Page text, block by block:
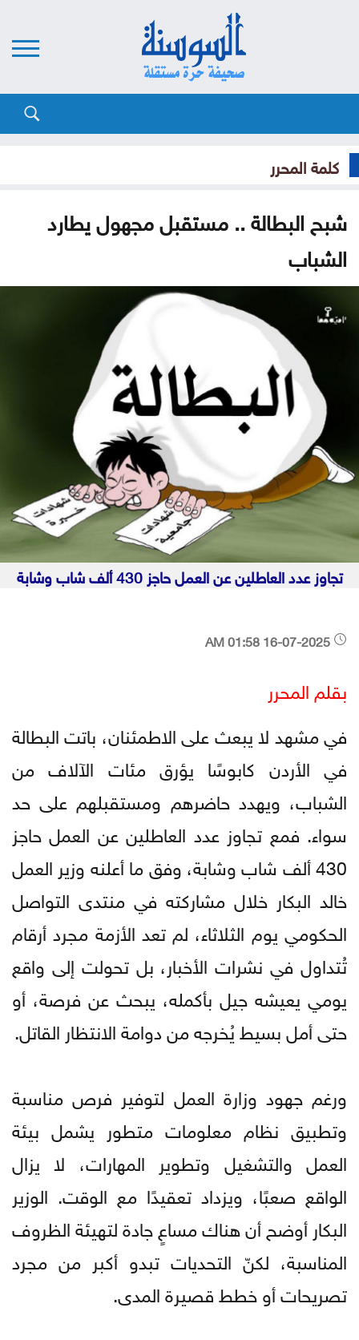
كلمة المحرر
شبح البطالة .. مستقبل مجهول يطارد
الشباب
تجاوز عدد العاطلين عن العمل حاجز 430 ألف شاب وشابة
بقلم المحرر
في مشهد لا يبعث على الاطمئنان، باتت البطالة
في الأردن كابوسًا يؤرق مئات الآلاف من
الشباب، ويهدد حاضرهم ومستقبلهم على حد
سواء. فمع تجاوز عدد العاطلين عن العمل حاجز
430 ألف شاب وشابة، وفق ما أعلنه وزير العمل
خالد البكار خلال مشاركته في منتدى التواصل
الحكومي يوم الثلاثاء، لم تعد الأزمة مجرد أرقام
تُتداول في نشرات الأخبار، بل تحولت إلى واقع
يومي يعيشه جيل بأكمله، يبحث عن فرصة، أو
حتى أمل بسيط يُخرجه من دوامة الانتظار القاتل.
ورغم جهود وزارة العمل لتوفير فرص مناسبة
وتطبيق نظام معلومات متطور يشمل بيئة
العمل والتشغيل وتطوير المهارات، لا يزال
الواقع صعبًا، ويزداد تعقيدًا مع الوقت. الوزير
البكار أوضح أن هناك مساعٍ جادة لتهيئة الظروف
المناسبة، لكنّ التحديات تبدو أكبر من مجرد
تصريحات أو خطط قصيرة المدى.